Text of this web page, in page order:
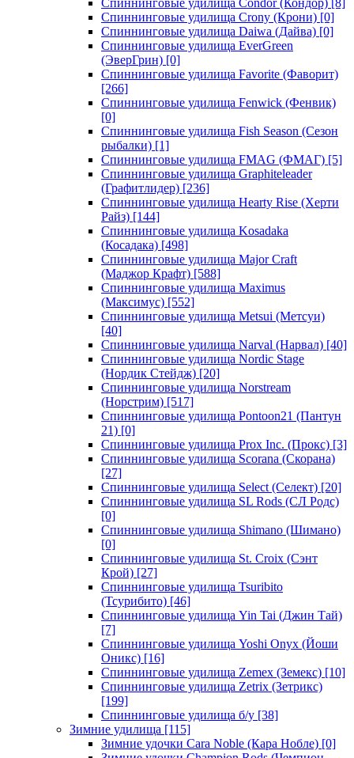
Спиннинговые удилища Condor (Кондор) [8]
Спиннинговые удилища Crony (Крони) [0]
Спиннинговые удилища Daiwa (Дайва) [0]
Спиннинговые удилища EverGreen
(ЭверГрин) [0]
Спиннинговые удилища Favorite (Фаворит)
[266]
Спиннинговые удилища Fenwick (Фенвик)
[0]
Спиннинговые удилища Fish Season (Сезон
рыбалки) [1]
Спиннинговые удилища FMAG (ФМАГ) [5]
Спиннинговые удилища Graphiteleader
(Графитлидер) [236]
Спиннинговые удилища Hearty Rise (Херти
Райз) [144]
Спиннинговые удилища Kosadaka
(Косадака) [498]
Спиннинговые удилища Major Craft
(Маджор Крафт) [588]
Спиннинговые удилища Maximus
(Максимус) [552]
Спиннинговые удилища Metsui (Метсуи)
[40]
Спиннинговые удилища Narval (Нарвал) [40]
Спиннинговые удилища Nordic Stage
(Нордик Стейдж) [20]
Спиннинговые удилища Norstream
(Норстрим) [517]
Спиннинговые удилища Pontoon21 (Пантун
21) [0]
Спиннинговые удилища Prox Inc. (Прокс) [3]
Спиннинговые удилища Scorana (Скорана)
[27]
Спиннинговые удилища Select (Селект) [20]
Спиннинговые удилища SL Rods (СЛ Родс)
[0]
Спиннинговые удилища Shimano (Шимано)
[0]
Спиннинговые удилища St. Croix (Сэнт
Крой) [27]
Спиннинговые удилища Tsuribito
(Тсурибито) [46]
Спиннинговые удилища Yin Tai (Джин Тай)
[7]
Спиннинговые удилища Yoshi Onyx (Йоши
Оникс) [16]
Спиннинговые удилища Zemex (Земекс) [10]
Спиннинговые удилища Zetrix (Зетрикс)
[199]
Спиннинговые удилища б/у [38]
Зимние удилища [115]
Зимние удочки Cara Noble (Кара Нобле) [0]